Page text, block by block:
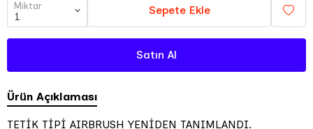
Miktar Sepete Ekle
Satın Al
Ürün Açıklaması
TETİK TİPİ AIRBRUSH YENİDEN TANIMLANDI.